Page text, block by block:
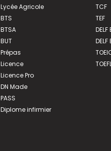
Lycée Agricole
BTS
BTSA
BUT
Prépas
Licence
Licence Pro
DN Made
PASS
Diplome infirmier
TCF
TEF
DELF
DELF